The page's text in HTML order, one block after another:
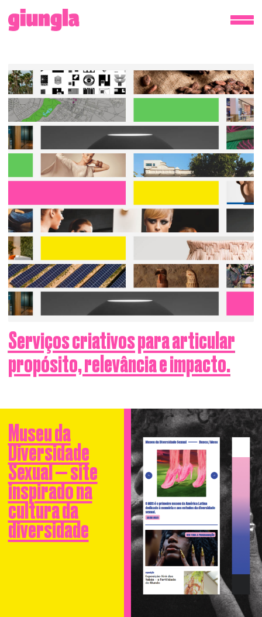
Serviços criativos para articular
propósito, relevância e impacto.
Museu da
Diversidade
Sexual — site
inspirado na
cultura da
diversidade